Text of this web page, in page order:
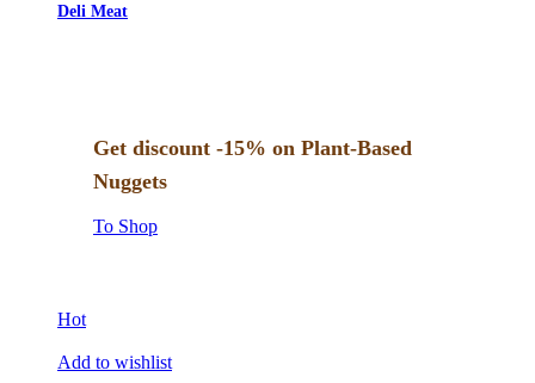
Deli Meat
Get discount -15% on Plant-Based
Nuggets
To Shop
Hot
Add to wishlist